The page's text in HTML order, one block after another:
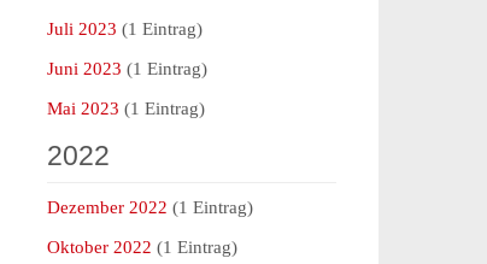
Juli 2023 (1 Eintrag)
Juni 2023 (1 Eintrag)
Mai 2023 (1 Eintrag)
2022
Dezember 2022 (1 Eintrag)
Oktober 2022 (1 Eintrag)